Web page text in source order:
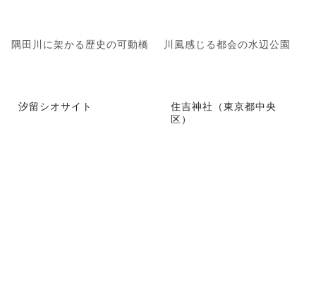
隅田川に架かる歴史の可動橋 川風感じる都会の水辺公園
汐留シオサイト
住吉神社（東京都中央
区）